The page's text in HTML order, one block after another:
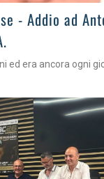
- Addio ad
ed era ancora ogni